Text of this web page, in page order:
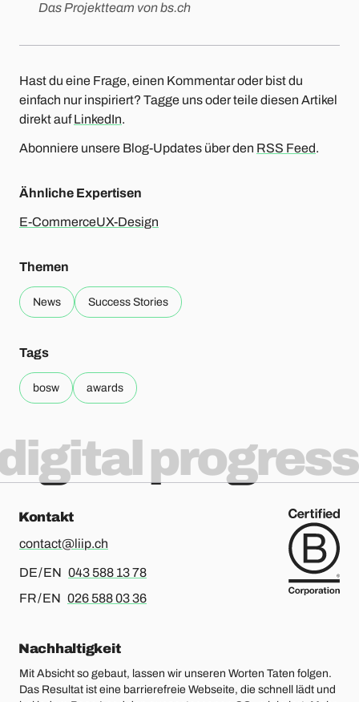
Das Projektteam von bs.ch
Hast du eine Frage, einen Kommentar oder bist du
einfach nur inspiriert? Tagge uns oder teile diesen Artikel
direkt aufLinkedIn.
Abonniere unsere Blog-Updates über den RSS Feed.
Ähnliche Expertisen
E-CommerceUX-Design
Themen
News Success Stories
Tags
bosw awards
progress
Kontakt
contact@liip.ch
DE / EN Für Deutsch oder Englisch, bitte anrufen
043 588 13 78
FR / EN Für Französisch oder Englisch, bitte anrufen
026 588 03 36
Nachhaltigkeit
Mit Absicht so gebaut, lassen wir unseren Worten Taten folgen.
Das Resultat ist eine barrierefreie Webseite, die schnell lädt und